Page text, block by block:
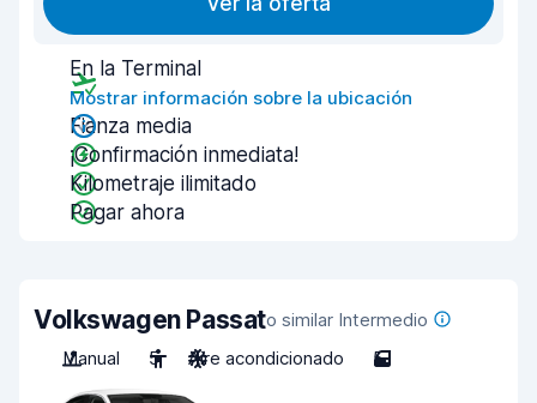
En la Terminal
Mostrar información sobre la ubicación
Fianza media
¡Confirmación inmediata!
Kilometraje ilimitado
Pagar ahora
Volkswagen Passato similar Intermedio
Manual
5 Aire acondicionado 5